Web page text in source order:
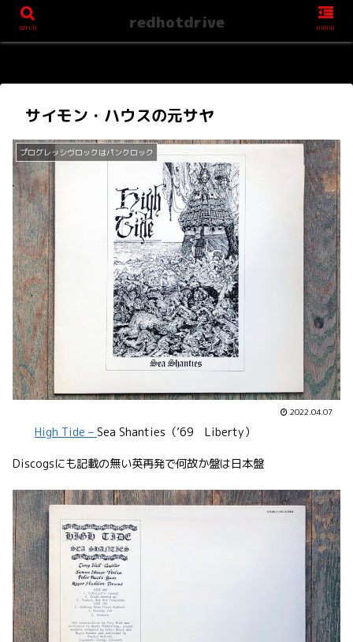
サイモン・ハウスの元サヤ
プログレッシヴロックはパンクロック
2022.04.07
High Tide – Sea Shanties（’69 Liberty）
Discogsにも記載の無い英再発で何故か盤は日本盤
serch redhotdrive menu